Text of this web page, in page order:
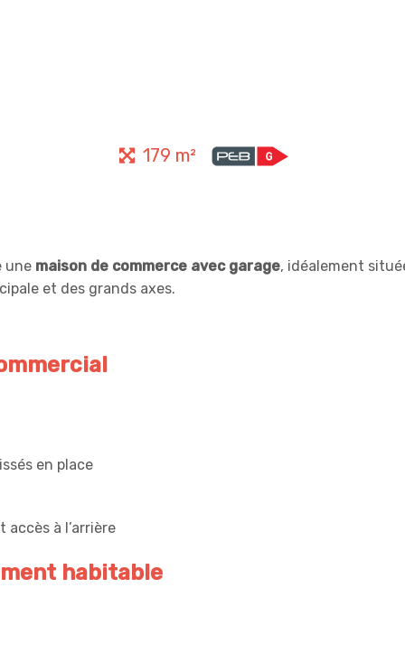
179 m²
une maison de commerce avec garage, idéalement
et des grands axes.
en place
accès à l’arrière
habitable